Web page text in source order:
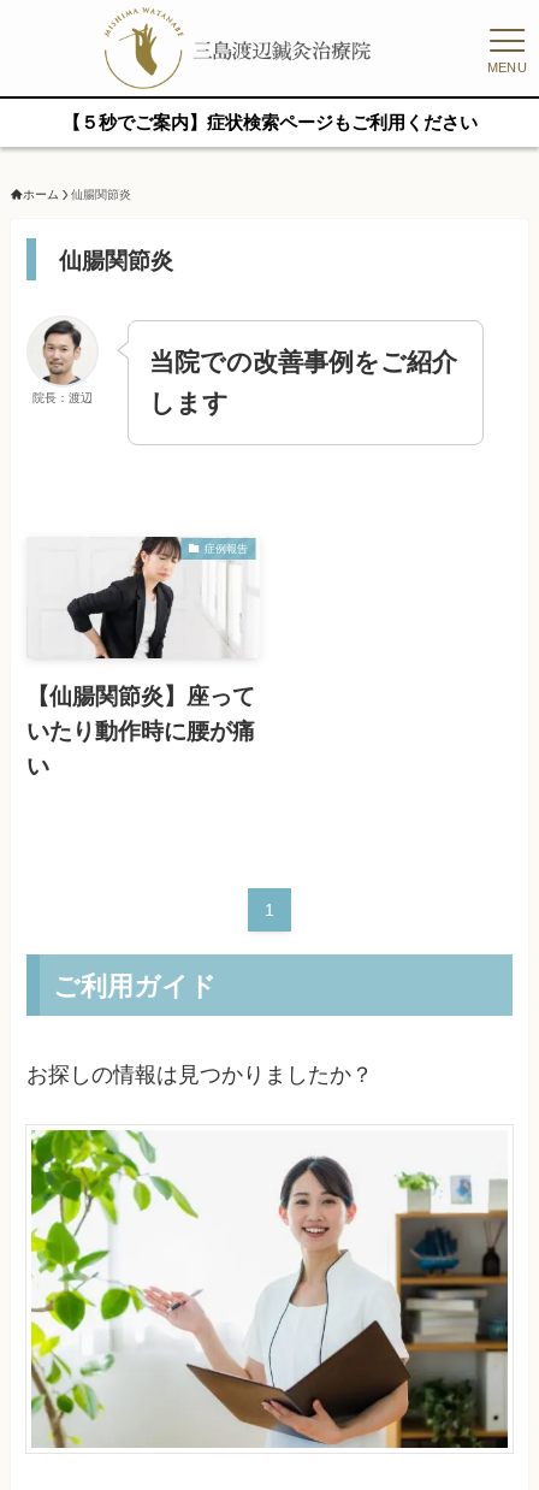
MENU
【５秒でご案内】症状検索ページもご利用ください
ホーム 仙腸関節炎
仙腸関節炎
院長：渡辺
当院での改善事例をご紹介
します
症例報告
【仙腸関節炎】座って
いたり動作時に腰が痛
い
1
ご利用ガイド
お探しの情報は見つかりましたか？